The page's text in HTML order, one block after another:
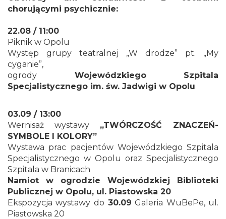
chorującymi psychicznie:
22.08 / 11:00
Piknik w Opolu
Występ grupy teatralnej „W drodze” pt. „My
cyganie”,
ogrody Wojewódzkiego Szpitala
Specjalistycznego im. św. Jadwigi w Opolu
03.09 / 13:00
Wernisaż wystawy „TWÓRCZOŚĆ ZNACZEŃ-
SYMBOLE I KOLORY”
Wystawa prac pacjentów Wojewódzkiego Szpitala
Specjalistycznego w Opolu oraz Specjalistycznego
Szpitala w Branicach
Namiot w ogrodzie Wojewódzkiej Biblioteki
Publicznej w Opolu, ul. Piastowska 20
Ekspozycja wystawy do 30.09 Galeria WuBePe, ul.
Piastowska 20